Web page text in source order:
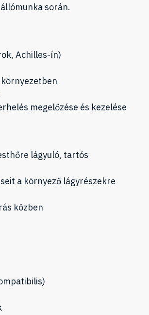
során.
Achilles-ín)
megelőzése és kezelése
lágyuló, tartós
a környező lágyrészekre
közben